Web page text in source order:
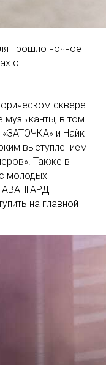
прошло ночное
от
сквере
музыканты, в том
«ЗАТОЧКА» и Найк
выступлением
Также в
молодых
АВАНГАРД
на главной